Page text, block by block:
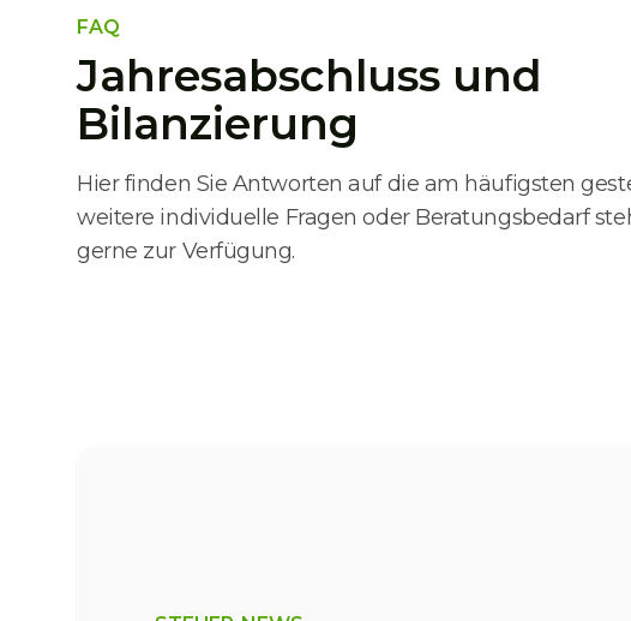
FAQ
Jahresabschluss und
Bilanzierung
Hier finden Sie Antworten auf die am häufigsten
weitere individuelle Fragen oder Beratungsbedarf
gerne zur Verfügung.